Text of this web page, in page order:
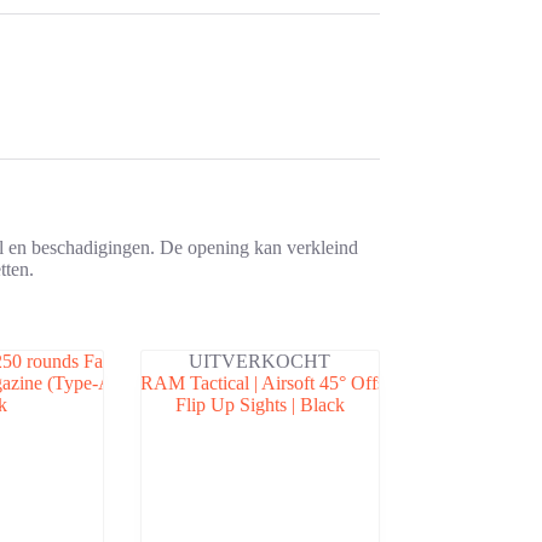
beschadigingen. De opening kan verkleind
UITVERKOCHT